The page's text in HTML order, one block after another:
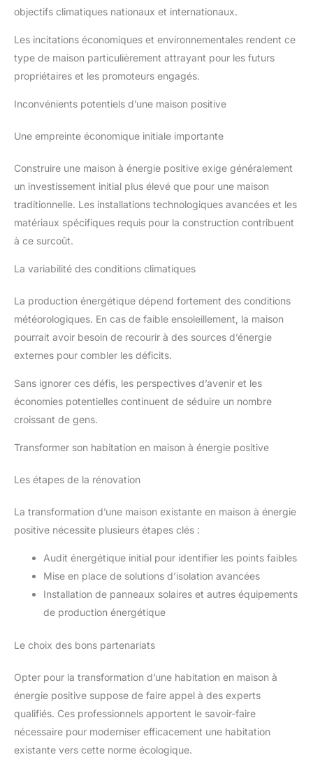
objectifs climatiques nationaux et internationaux.
Les incitations économiques et environnementales rendent ce
type de maison particulièrement attrayant pour les futurs
propriétaires et les promoteurs engagés.
Inconvénients potentiels d’une maison positive
Une empreinte économique initiale importante
Construire une maison à énergie positive exige généralement
un investissement initial plus élevé que pour une maison
traditionnelle. Les installations technologiques avancées et les
matériaux spécifiques requis pour la construction contribuent
à ce surcoût.
La variabilité des conditions climatiques
La production énergétique dépend fortement des conditions
météorologiques. En cas de faible ensoleillement, la maison
pourrait avoir besoin de recourir à des sources d’énergie
externes pour combler les déficits.
Sans ignorer ces défis, les perspectives d’avenir et les
économies potentielles continuent de séduire un nombre
croissant de gens.
Transformer son habitation en maison à énergie positive
Les étapes de la rénovation
La transformation d’une maison existante en maison à énergie
positive nécessite plusieurs étapes clés :
Audit énergétique initial pour identifier les points faibles
Mise en place de solutions d’isolation avancées
Installation de panneaux solaires et autres équipements
de production énergétique
Le choix des bons partenariats
Opter pour la transformation d’une habitation en maison à
énergie positive suppose de faire appel à des experts
qualifiés. Ces professionnels apportent le savoir-faire
nécessaire pour moderniser efficacement une habitation
existante vers cette norme écologique.